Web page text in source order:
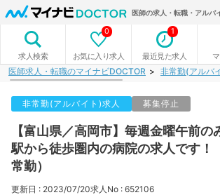
医師の求人・転職・アルバ
求人検索 お気に入り求人
0
最近見た求人
1
医師求人・転職のマイナビDOCTOR 非常勤(アルバ
非常勤(アルバイト)求人 募集停止
【富山県／高岡市】毎週金曜午前
駅から徒歩圏内の病院の求人です！
常勤）
更新日 : 2023/07/20求人No : 652106